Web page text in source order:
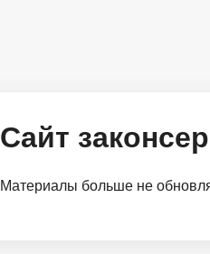
Сайт
Материалы больше не